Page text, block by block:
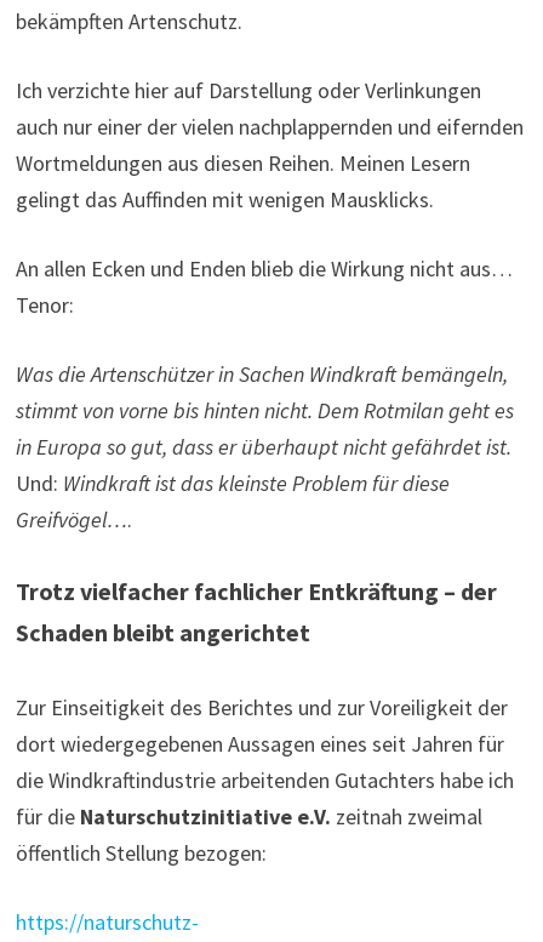
bekämpften Artenschutz.
Ich verzichte hier auf Darstellung oder Verlinkungen
auch nur einer der vielen nachplappernden und eifernden
Wortmeldungen aus diesen Reihen. Meinen Lesern
gelingt das Auffinden mit wenigen Mausklicks.
An allen Ecken und Enden blieb die Wirkung nicht aus…
Tenor:
Was die Artenschützer in Sachen Windkraft bemängeln,
stimmt von vorne bis hinten nicht. Dem Rotmilan geht es
in Europa so gut, dass er überhaupt nicht gefährdet ist.
Und: Windkraft ist das kleinste Problem für diese
Greifvögel….
Trotz vielfacher fachlicher Entkräftung – der
Schaden bleibt angerichtet
Zur Einseitigkeit des Berichtes und zur Voreiligkeit der
dort wiedergegebenen Aussagen eines seit Jahren für
die Windkraftindustrie arbeitenden Gutachters habe ich
für die Naturschutzinitiative e.V. zeitnah zweimal
öffentlich Stellung bezogen:
https://naturschutz-